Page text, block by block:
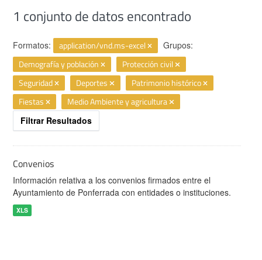
1 conjunto de datos encontrado
Formatos: application/vnd.ms-excel Grupos:
Demografía y población
Protección civil
Seguridad
Deportes
Patrimonio histórico
Fiestas
Medio Ambiente y agricultura
Filtrar Resultados
Convenios
Información relativa a los convenios firmados entre el
Ayuntamiento de Ponferrada con entidades o instituciones.
XLS